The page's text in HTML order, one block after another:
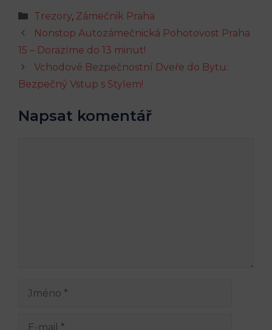
Rubriky
Trezory, Zámečnik Praha
Nonstop Autozámečnická Pohotovost Praha
15 – Dorazíme do 13 minut!
Vchodové Bezpečnostní Dveře do Bytu:
Bezpečný Vstup s Stylem!
Napsat komentář
Jméno